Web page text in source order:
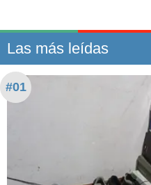
Las más leídas
#01